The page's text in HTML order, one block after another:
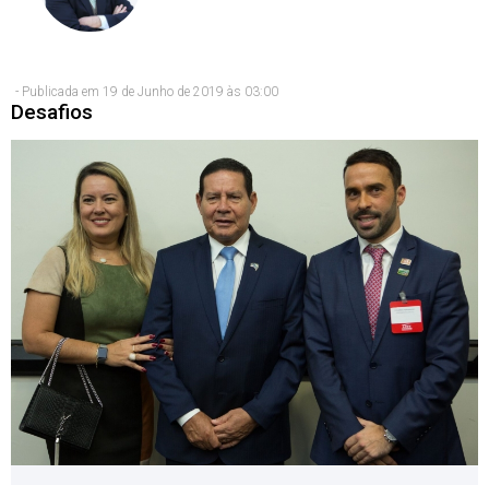
- Publicada em 19 de Junho de 2019 às 03:00
Desafios